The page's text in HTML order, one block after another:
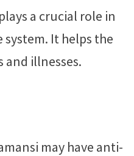
a crucial role in
It helps the
illnesses.
may have anti-